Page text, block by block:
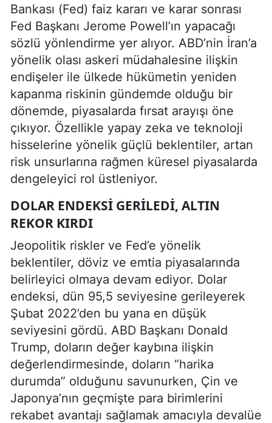
Bankası (Fed) faiz kararı ve karar sonrası
Fed Başkanı Jerome Powell’ın yapacağı
sözlü yönlendirme yer alıyor. ABD’nin İran’a
yönelik olası askeri müdahalesine ilişkin
endişeler ile ülkede hükümetin yeniden
kapanma riskinin gündemde olduğu bir
dönemde, piyasalarda fırsat arayışı öne
çıkıyor. Özellikle yapay zeka ve teknoloji
hisselerine yönelik güçlü beklentiler, artan
risk unsurlarına rağmen küresel piyasalarda
dengeleyici rol üstleniyor.
DOLAR ENDEKSI GERILEDI, ALTIN
REKOR KIRDI
Jeopolitik riskler ve Fed’e yönelik
beklentiler, döviz ve emtia piyasalarında
belirleyici olmaya devam ediyor. Dolar
endeksi, dün 95,5 seviyesine gerileyerek
Şubat 2022’den bu yana en düşük
seviyesini gördü. ABD Başkanı Donald
Trump, doların değer kaybına ilişkin
değerlendirmesinde, doların “harika
durumda” olduğunu savunurken, Çin ve
Japonya’nın geçmişte para birimlerini
rekabet avantajı sağlamak amacıyla devalüe